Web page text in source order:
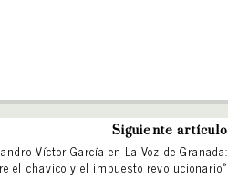
Siguiente artículo
Víctor García en La Voz de Granada:
el chavico y el impuesto revolucionario»